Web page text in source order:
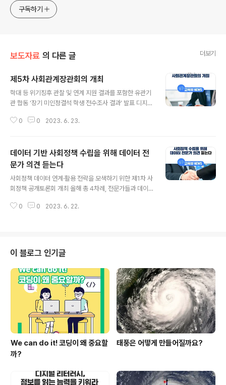
구독하기
보도자료 의 다른 글 더보기
제5차 사회관계장관회의 개최
학대 등 위기징후 관찰 및 연계 지원 결과를 포함한 유관기
관 합동 ‘장기 미인정결석 학생 전수조사 결과’ 발표 디지털
원하기 위해 ‘디지털 기반 자립준비청년 지원방안’ 발표 교
정결석 학생 합동 전수조사 결과’ 및 ‘디지털 기반 자립준비
청년 지원방안’을 발표한다. ‘장기 미인정결석 학생 전수조
사’는 지난 3월 17일(금) 발표한 ‘장기 미인정결석 학생 관
리 강화 방안’에 따라 최초 실시된 것으로, 아동학대 징후의
조기 발견 및 예방을 위해 교육부-복지부-경찰청이 합동
실시하였다. ※ (조사대상) 3월 중 7일 이상 학교에 나오지
0 0 2023. 6. 23.
데이터 기반 사회정책 수립을 위해 데이터 전
문가 의견 듣는다
사회정책 데이터 연계·활용 전략을 모색하기 위한 제1차 사
회정책 공개토론회 개최 올해 총 4차례, 전문가들과 데이
부장관 이주호)는 한국직업능력연구원 등 사회정책협력망
노동 등 사회정책 분야별 20개 국책연구기관 협의체 구성·
운영(2015년~) 올해 사회정책 공개토론회는 디지털 대전
환 시대, 데이터의 중요성을 반영하여 데이터 기반 사회정
책 활성화 방안을 중심으로 집중 논의할 예정이며, 총 4차
례에 걸쳐 진행된다. 제1차 공개토론회에서는 데이터 연계·
활용과 관련된 국내·외 우수 ..
0 0 2023. 6. 22.
이 블로그 인기글
We can do it! 코딩이 왜 중요할
까?
태풍은 어떻게 만들어질까요?